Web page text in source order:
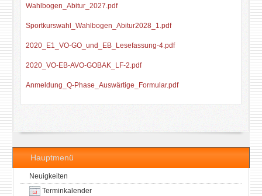
Hauptmenü
Neuigkeiten
Terminkalender
Wahlbogen_Abitur_2027.pdf
Sportkurswahl_Wahlbogen_Abitur2028_1.pdf
2020_E1_VO-GO_und_EB_Lesefassung-4.pdf
2020_VO-EB-AVO-GOBAK_LF-2.pdf
Anmeldung_Q-Phase_Auswärtige_Formular.pdf